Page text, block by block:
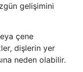
gelişimini
çene
dişlerin yer
neden olabilir.